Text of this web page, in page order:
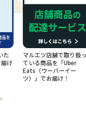
店舗で取り扱っ
商品を「Uber
ーバーイー
でお届け！
お得な
け！お